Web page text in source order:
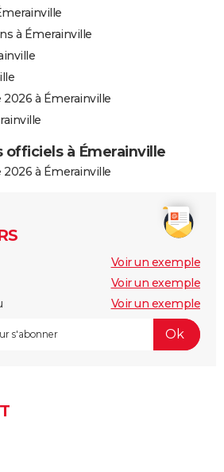
à Émerainville
à Émerainville
officiels à Émerainville
à Émerainville
Voir un exemple
Voir un exemple
Voir un exemple